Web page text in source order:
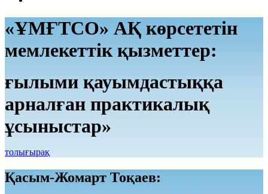
«ҰМҒТСО» АҚ көрсететін
мемлекеттік қызметтер:
ғылыми қауымдастыққа
арналған практикалық
ұсыныстар»
толығырақ
Қасым-Жомарт Тоқаев: